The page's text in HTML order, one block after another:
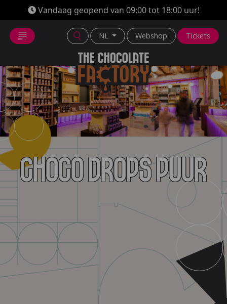
Vandaag geopend van 09:00 tot 18:00 uur!
NL Webshop Tickets
Choco drops Puur